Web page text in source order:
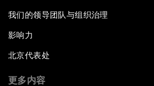
我们的领导团队与组织治理
影响力
北京代表处
更多内容